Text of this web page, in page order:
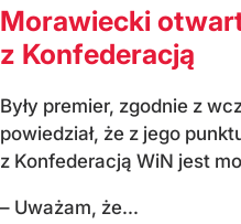
Morawiecki
z Konfederacją
Były premier, zgodnie z
powiedział, że z jego
z Konfederacją WiN jest
– Uważam, że...